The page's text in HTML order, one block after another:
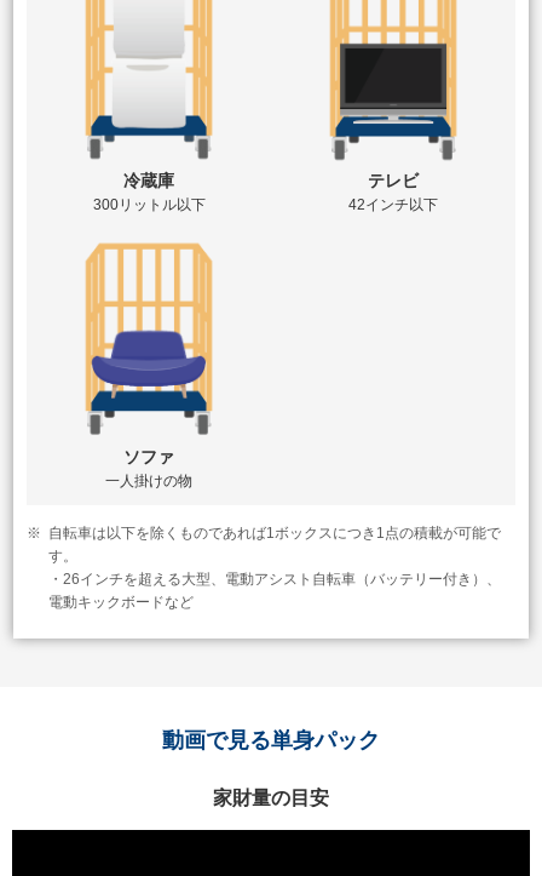
冷蔵庫
300リットル以下
テレビ
42インチ以下
ソファ
一人掛けの物
※ 自転車は以下を除くものであれば1ボックスにつき1点の積載が可能で
す。
・26インチを超える大型、電動アシスト自転車（バッテリー付き）、
電動キックボードなど
動画で見る単身パック
家財量の目安